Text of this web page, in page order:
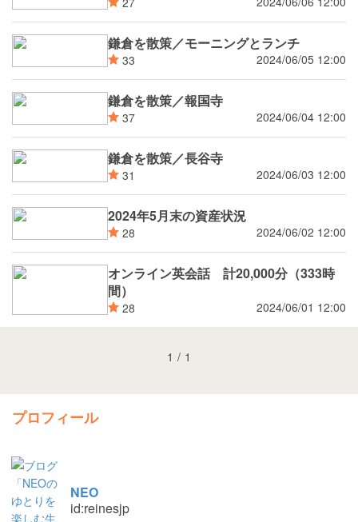
鎌倉を散策／モーニングとランチ
33 2024/06/05 12:00
鎌倉を散策／報国寺
37 2024/06/04 12:00
鎌倉を散策／長谷寺
31 2024/06/03 12:00
2024年5月末の資産状況
28 2024/06/02 12:00
オンライン英会話 計20,000分（333時
間）
28 2024/06/01 12:00
1 / 1
プロフィール
NEO
id:reinesjp